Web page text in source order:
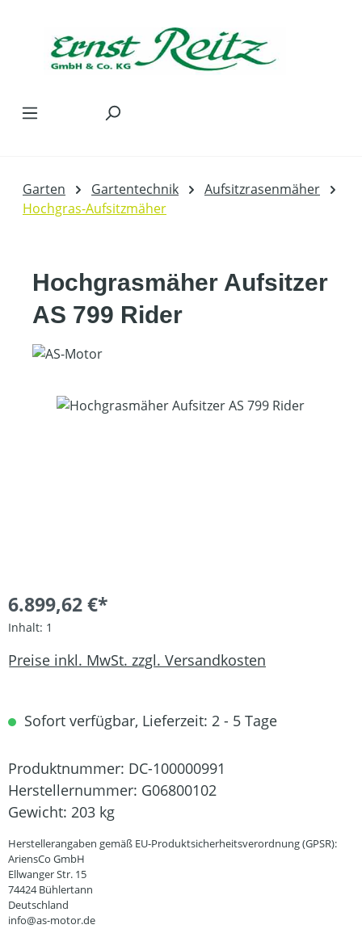
Garten Gartentechnik
Aufsitzrasenmäher
Hochgras-Aufsitzmäher
Hochgrasmäher Aufsitzer
AS 799 Rider
Bildergalerie überspringen
6.899,62 €*
Inhalt: 1
Preise inkl. MwSt. zzgl. Versandkosten
Sofort verfügbar, Lieferzeit: 2 - 5 Tage
Produktnummer: DC-100000991
Herstellernummer: G06800102
Gewicht: 203 kg
Herstellerangaben gemäß EU-Produktsicherheitsverordnung (GPSR):
AriensCo GmbH
Ellwanger Str. 15
74424 Bühlertann
Deutschland
info@as-motor.de